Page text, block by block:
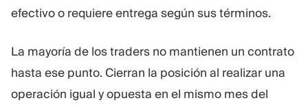
efectivo o requiere entrega según sus términos.
La mayoría de los traders no mantienen un contrato
hasta ese punto. Cierran la posición al realizar una
operación igual y opuesta en el mismo mes del
SÍGUENOS